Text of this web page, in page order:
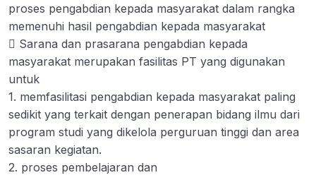
Standar Nasional Pendidikan
Standar Nasional Penelitian 0/8
Standar Nasional Pengabdian pada
Masyarakat
0/8
Standar Hasil Pengabdian Kepada
Masyarakat
proses pengabdian kepada masyarakat dalam rangka
memenuhi hasil pengabdian kepada masyarakat
 Sarana dan prasarana pengabdian kepada
masyarakat merupakan fasilitas PT yang digunakan
untuk
1. memfasilitasi pengabdian kepada masyarakat paling
sedikit yang terkait dengan penerapan bidang ilmu dari
program studi yang dikelola perguruan tinggi dan area
sasaran kegiatan.
2. proses pembelajaran dan